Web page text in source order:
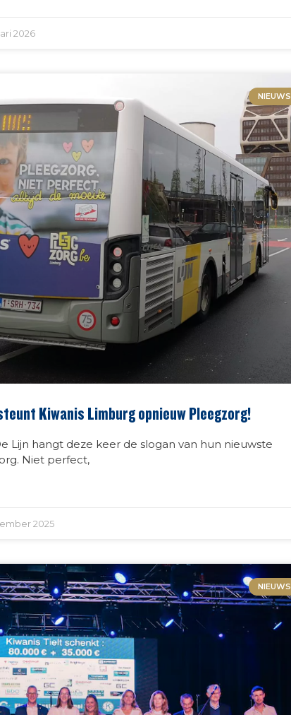
2026
NIEUWS
Kiwanis Limburg opnieuw Pleegzorg!
Lijn hangt deze keer de slogan van hun nieuwste
Niet perfect,
2025
NIEUWS